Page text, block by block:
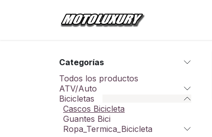
Categorías
Todos los productos
ATV/Auto
Bicicletas
Cascos Bicicleta
Guantes Bici
Ropa_Termica_Bicicleta